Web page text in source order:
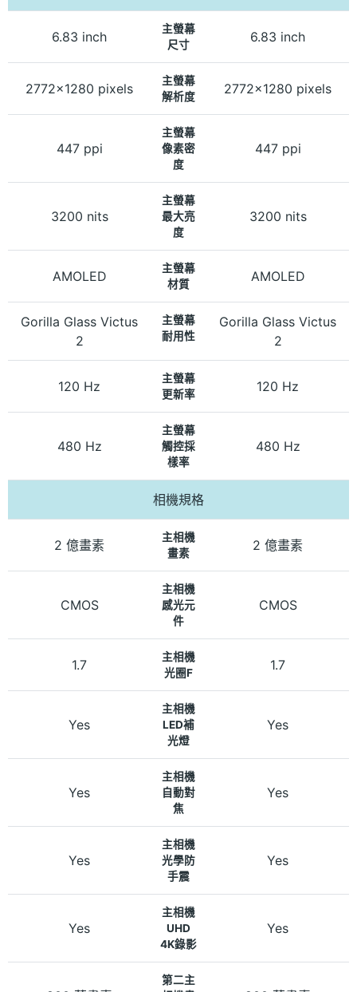
6.83 inch
主螢幕
尺寸
6.83 inch
2772x1280 pixels
主螢幕
解析度
2772x1280 pixels
447 ppi
主螢幕
像素密
度
447 ppi
3200 nits
主螢幕
最大亮
度
3200 nits
AMOLED
主螢幕
材質
AMOLED
Gorilla Glass Victus
2
主螢幕
耐用性
Gorilla Glass Victus
2
120 Hz
主螢幕
更新率
120 Hz
480 Hz
主螢幕
觸控採
樣率
480 Hz
相機規格
2 億畫素
主相機
畫素
2 億畫素
CMOS
主相機
感光元
件
CMOS
1.7
主相機
光圈F
1.7
Yes
主相機
LED補
光燈
Yes
Yes
主相機
自動對
焦
Yes
Yes
主相機
光學防
手震
Yes
Yes
主相機
UHD
4K錄影
Yes
第二主